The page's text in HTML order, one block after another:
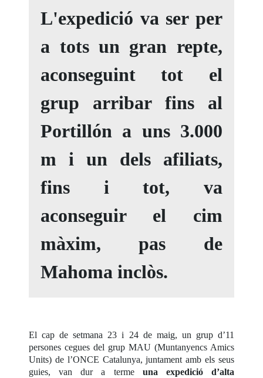
L'expedició va ser per
a tots un gran repte,
aconseguint tot el
grup arribar fins al
Portillón a uns 3.000
m i un dels afiliats,
fins i tot, va
aconseguir el cim
màxim, pas de
Mahoma inclòs.
El cap de setmana 23 i 24 de maig, un grup d’11
persones cegues del grup MAU (Muntanyencs Amics
Units) de l’ONCE Catalunya, juntament amb els seus
guies, van dur a terme una expedició d’alta